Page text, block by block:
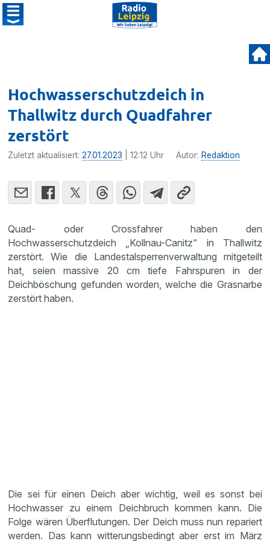
Hochwasserschutzdeich in
Thallwitz durch Quadfahrer
zerstört
Zuletzt aktualisiert:27.01.2023 | 12:12 Uhr Autor: Redaktion
Quad- oder Crossfahrer haben den
Hochwasserschutzdeich „Kollnau-Canitz“ in Thallwitz
zerstört. Wie die Landestalsperrenverwaltung mitgeteilt
hat, seien massive 20 cm tiefe Fahrspuren in der
Deichböschung gefunden worden, welche die Grasnarbe
zerstört haben.
Die sei für einen Deich aber wichtig, weil es sonst bei
Hochwasser zu einem Deichbruch kommen kann. Die
Folge wären Überflutungen. Der Deich muss nun repariert
werden. Das kann witterungsbedingt aber erst im März